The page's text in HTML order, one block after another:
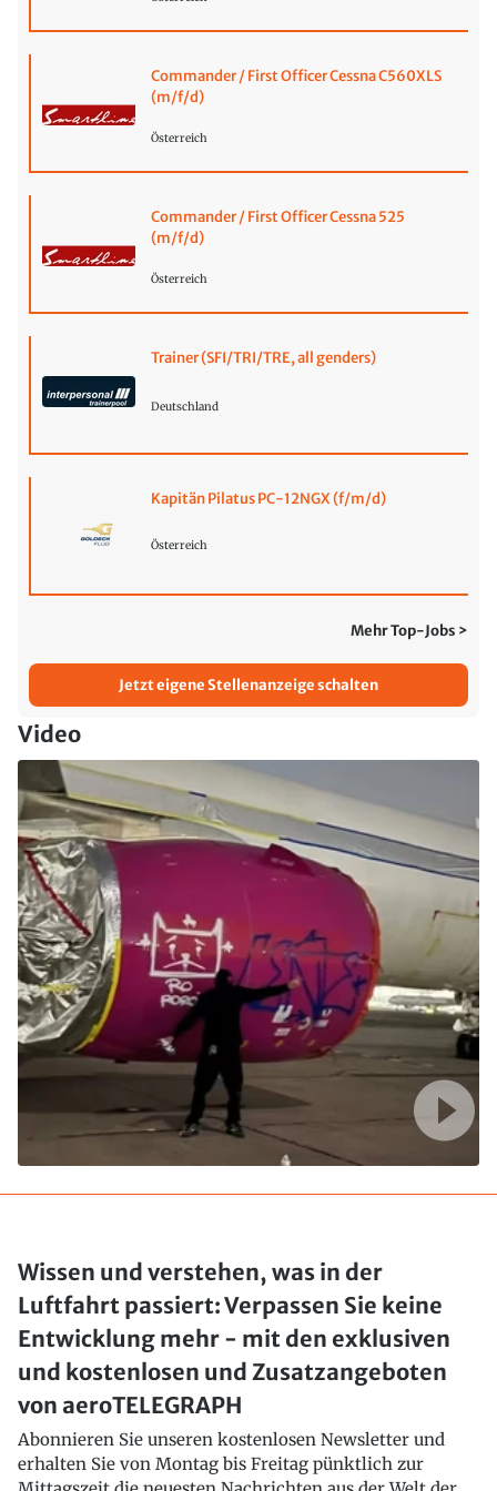
Commander / First Officer Cessna C560XLS
(m/f/d)
Österreich
Commander / First Officer Cessna 525
(m/f/d)
Österreich
Trainer (SFI/TRI/TRE, all genders)
Deutschland
Kapitän Pilatus PC-12NGX (f/m/d)
Österreich
Mehr Top-Jobs >
Jetzt eigene Stellenanzeige schalten
Video
Wissen und verstehen, was in der
Luftfahrt passiert: Verpassen Sie keine
Entwicklung mehr - mit den exklusiven
und kostenlosen und Zusatzangeboten
von aeroTELEGRAPH
Abonnieren Sie unseren kostenlosen Newsletter und
erhalten Sie von Montag bis Freitag pünktlich zur